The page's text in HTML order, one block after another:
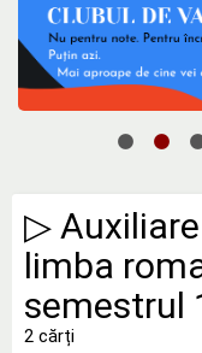
▷
limba
semestrul
2 cărți